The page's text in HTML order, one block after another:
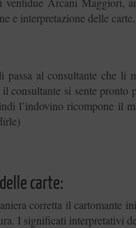
e interpretazione delle
al consultante che li
consultante si sente
l’indovino ricompone il
carte:
corretta il cartomante
I significati interpretativi